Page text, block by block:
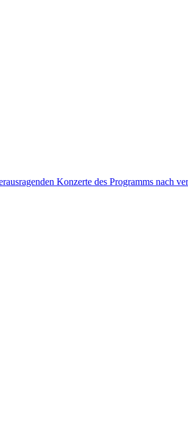
Konzerte des Programms nach